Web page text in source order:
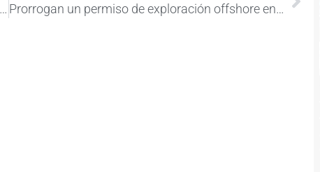
Expertos de la UNLP analizaron el avance de la planta de celdas y baterías de litio Prorrogan un permiso de exploración offshore en la Cuenca Malvinas Oeste